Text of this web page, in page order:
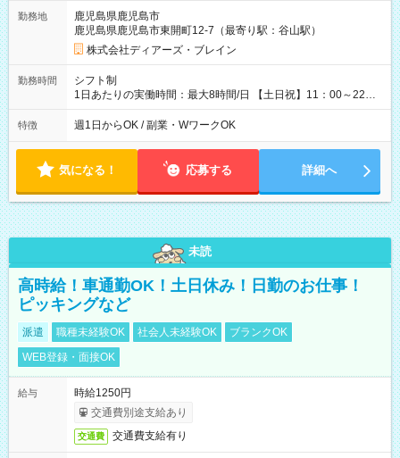
勤務地
鹿児島県鹿児島市
鹿児島県鹿児島市東開町12-7（最寄り駅：谷山駅）
株式会社ディアーズ・ブレイン
勤務時間
シフト制
1日あたりの実働時間：最大8時間/日 【土日祝】11：00～22：
00/実働6～8時間 週1～2日勤務相談可 【勤務期間】6か月以上
特徴 週1日からOK / 副業・WワークOK
気になる！ 応募する 詳細へ
未読
高時給！車通勤OK！土日休み！日勤のお仕事！
ピッキングなど
派遣 職種未経験OK 社会人未経験OK
ブランクOK
WEB登録・面接OK
給与
時給1250円
交通費別途支給あり
交通費 交通費支給有り